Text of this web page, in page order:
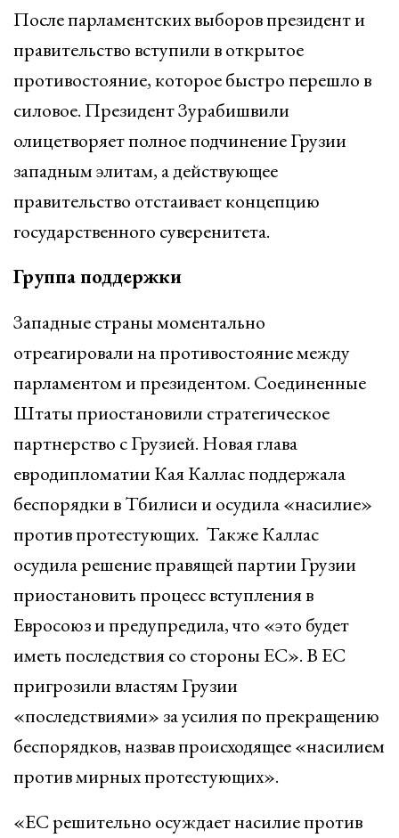
После парламентских выборов президент и
правительство вступили в открытое
противостояние, которое быстро перешло в
силовое. Президент Зурабишвили
олицетворяет полное подчинение Грузии
западным элитам, а действующее
правительство отстаивает концепцию
государственного суверенитета.
Группа поддержки
Западные страны моментально
отреагировали на противостояние между
парламентом и президентом. Соединенные
Штаты приостановили стратегическое
партнерство с Грузией. Новая глава
евродипломатии Кая Каллас поддержала
беспорядки в Тбилиси и осудила «насилие»
против протестующих. Также Каллас
осудила решение правящей партии Грузии
приостановить процесс вступления в
Евросоюз и предупредила, что «это будет
иметь последствия со стороны ЕС». В ЕС
пригрозили властям Грузии
«последствиями» за усилия по прекращению
беспорядков, назвав происходящее «насилием
против мирных протестующих».
«ЕС решительно осуждает насилие против